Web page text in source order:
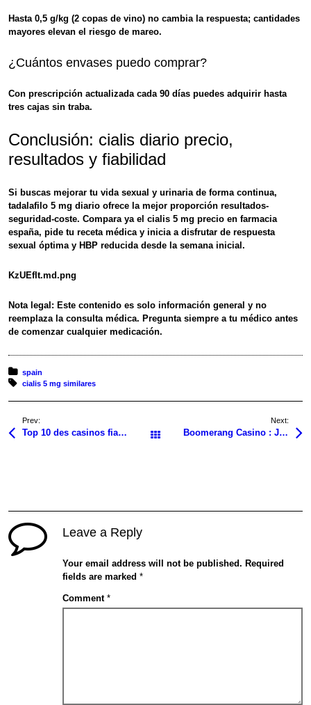
Hasta0,5 g/kg (2 copas de vino) no cambia la respuesta; cantidades
mayores elevan el riesgo de mareo.
¿Cuántos envases puedo comprar?
Con prescripción actualizada cada90 días puedes adquirir hasta
tres cajas sin traba.
Conclusión: cialis diario precio,
resultados y fiabilidad
Si buscasmejorar tu vida sexual y urinaria de forma continua,
tadalafilo 5 mg diario ofrece la mejor proporciónresultados-
seguridad-coste. Compara ya elcialis 5 mg precio en farmacia
españa, pide tu receta médica y inicia a disfrutar derespuesta
sexual óptima y HBP reducida desde la semana inicial.
KzUEfIt.md.png
Nota legal: Este contenido es solo información general y no
reemplaza la consulta médica. Pregunta siempre a tu médico antes
de comenzar cualquier medicación.
Posted in:
spain
Tagged with:
cialis 5 mg similares
Prev:
Top 10 des casinos fiables utilisant AstroPay : Pourquoi c’est crucial All Posts
Next:
Boomerang Casino : Jeux et Astuces Mathématiques
Leave a Reply
Your email address will not be published. Required
fields are marked*
Comment*